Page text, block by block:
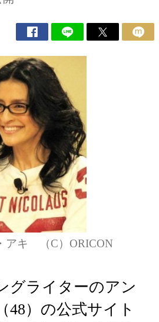
アキ （C）ORICON
グライターのアン
48）の公式サイト